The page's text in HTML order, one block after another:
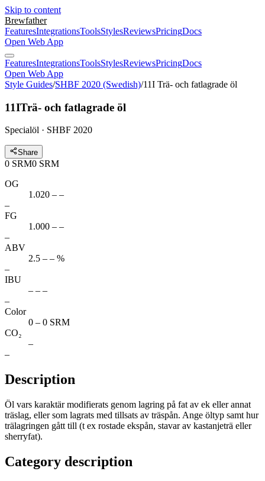
Skip to content
Brewfather
FeaturesIntegrationsToolsStylesReviewsPricingDocs
Open Web App
FeaturesIntegrationsToolsStylesReviewsPricingDocs
Open Web App
Style Guides/SHBF 2020 (Swedish)/11I Trä- och fatlagrade öl
11ITrä- och fatlagrade öl
Specialöl · SHBF 2020
Share
0 SRM0 SRM
OG
1.020 – –
–
FG
1.000 – –
–
ABV
2.5 – – %
–
IBU
– – –
–
Color
0 – 0 SRM
CO₂
–
–
Description
Öl vars karaktär modifierats genom lagring på fat av ek eller annat
träslag, eller som lagrats med tillsats av träspån. Ange öltyp samt hur
trälagringen gått till (t ex rostade ekspån, stavar av kastanjeträ eller
sherryfat).
Category description